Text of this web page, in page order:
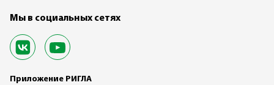
Мы в социальных сетях
Приложение РИГЛА